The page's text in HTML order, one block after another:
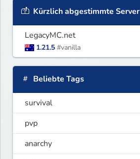
Kürzlich abgestimmte Server
LegacyMC.net
1.21.5 #vanilla
Beliebte Tags
survival
pvp
anarchy